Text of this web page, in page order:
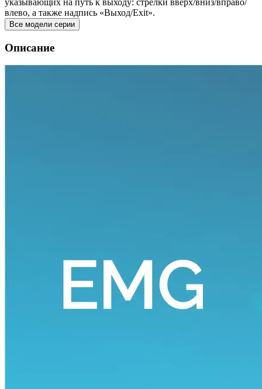
указывающих на путь к выходу: стрелки вверх/вниз/вправо/
влево, а также надпись «Выход/Exit».
Все модели серии
Описание